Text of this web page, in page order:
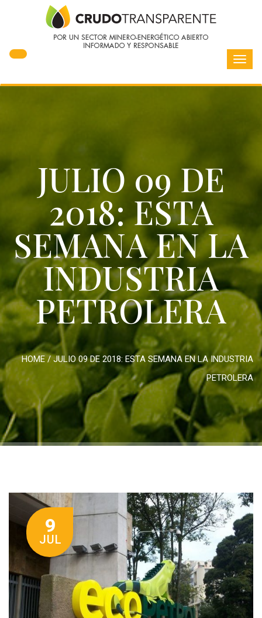
JULIO 09 DE
2018: ESTA
SEMANA EN LA
INDUSTRIA
PETROLERA
HOME/JULIO 09 DE 2018: ESTA SEMANA EN LA INDUSTRIA
PETROLERA
9
JUL